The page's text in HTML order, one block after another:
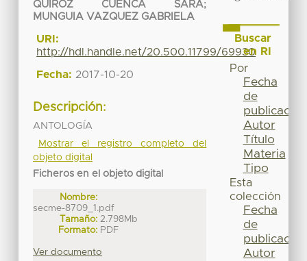
QUIROZ CUENCA SARA;
MUNGUIA VAZQUEZ GABRIELA
URI:
http://hdl.handle.net/20.500.11799/69930
Fecha: 2017-10-20
Descripción:
ANTOLOGÍA
Mostrar el registro completo del
objeto digital
Ficheros en el objeto digital
Nombre:
secme-8709_1.pdf
Tamaño: 2.798Mb
Formato: PDF
Ver documento
Buscar
en RI
Por
Fecha
de
publicación
Autor
Título
Materia
Tipo
Esta
colección
Fecha
de
publicación
Autor